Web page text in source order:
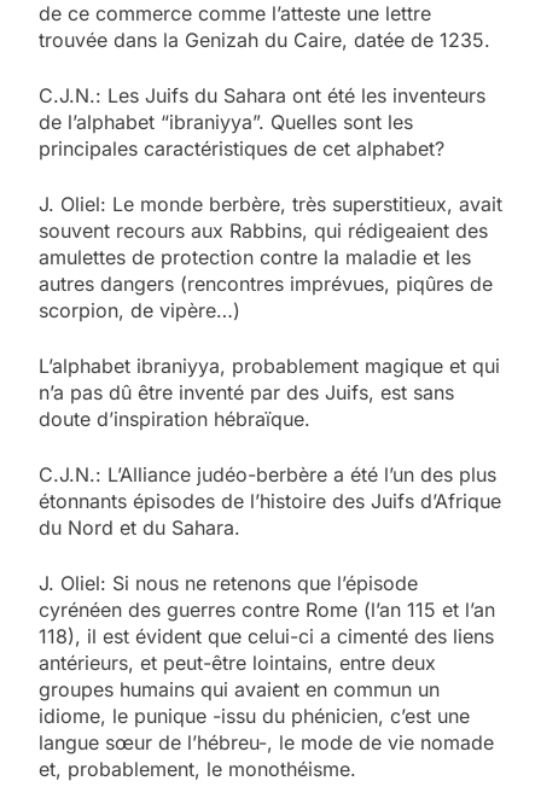
de ce commerce comme l’atteste une lettre
trouvée dans la Genizah du Caire, datée de 1235.
C.J.N.: Les Juifs du Sahara ont été les inventeurs
de l’alphabet “ibraniyya”. Quelles sont les
principales caractéristiques de cet alphabet?
J. Oliel: Le monde berbère, très superstitieux, avait
souvent recours aux Rabbins, qui rédigeaient des
amulettes de protection contre la maladie et les
autres dangers (rencontres imprévues, piqûres de
scorpion, de vipère…)
L’alphabet ibraniyya, probablement magique et qui
n’a pas dû être inventé par des Juifs, est sans
doute d’inspiration hébraïque.
C.J.N.: L’Alliance judéo-berbère a été l’un des plus
étonnants épisodes de l’histoire des Juifs d’Afrique
du Nord et du Sahara.
J. Oliel: Si nous ne retenons que l’épisode
cyrénéen des guerres contre Rome (l’an 115 et l’an
118), il est évident que celui-ci a cimenté des liens
antérieurs, et peut-être lointains, entre deux
groupes humains qui avaient en commun un
idiome, le punique -issu du phénicien, c’est une
langue sœur de l’hébreu-, le mode de vie nomade
et, probablement, le monothéisme.